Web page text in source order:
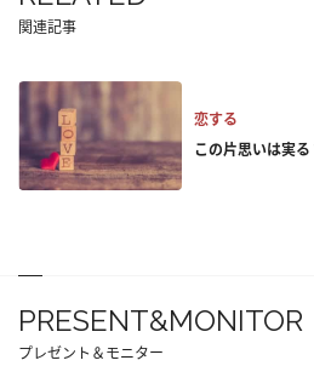
関連記事
恋する
この片思いは実
PRESENT&MONITOR
プレゼント＆モニター